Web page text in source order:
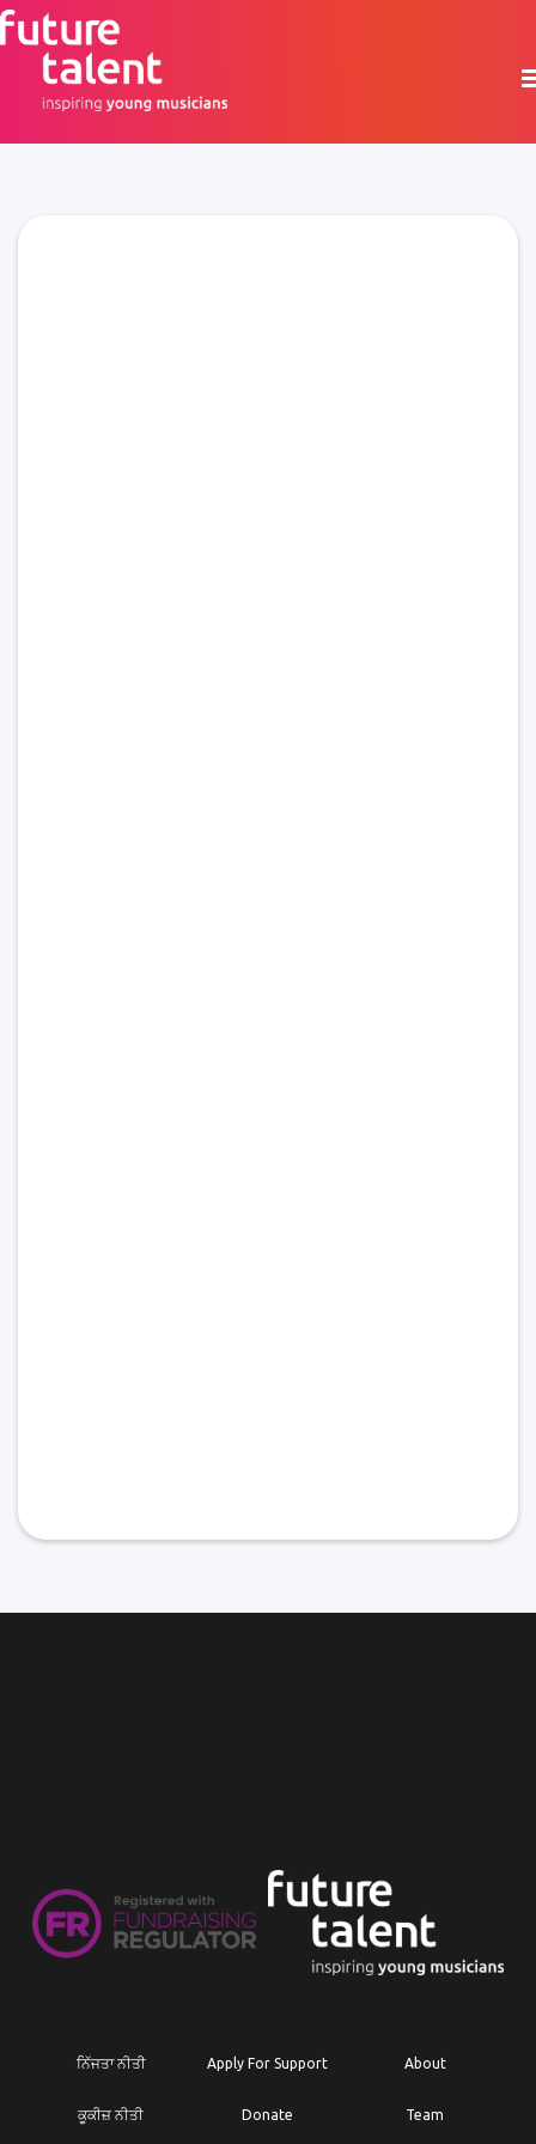
ਨਿੱਜਤਾ ਨੀਤੀ
ਕੂਕੀਜ਼ ਨੀਤੀ
Apply For Support
Donate
About
Team